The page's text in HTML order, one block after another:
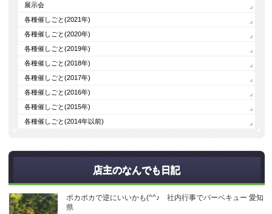
展示会
各種催しごと(2021年)
各種催しごと(2020年)
各種催しごと(2019年)
各種催しごと(2018年)
各種催しごと(2017年)
各種催しごと(2016年)
各種催しごと(2015年)
各種催しごと(2014年以前)
店主のなんでも日記
ポカポカで逆にいいかも(^^♪ 社内行事でバーベキュー 愛知
県